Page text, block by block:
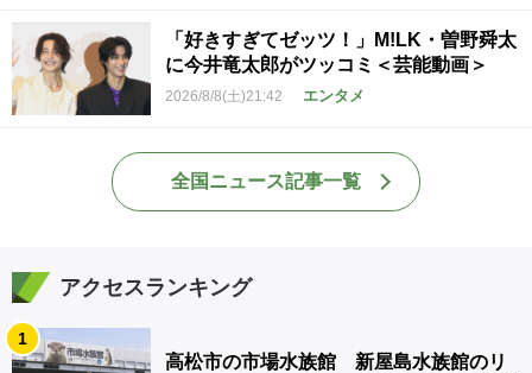
「好きすぎてゼッツ！」M!LK・曽野舜太
に今井竜太郎がツッコミ＜芸能動画＞
2026/8/8(土)21:42 エンタメ
全国ニュース記事一覧
アクセスランキング
1
高松市の市場水族館 新屋島水族館のリ